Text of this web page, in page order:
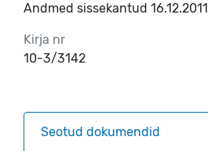
Andmed sissekantud 16.12.2011
Kirja nr
10-3/3142
Seotud dokumendid